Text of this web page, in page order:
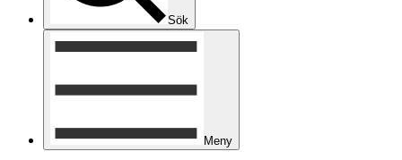
Sök
Meny